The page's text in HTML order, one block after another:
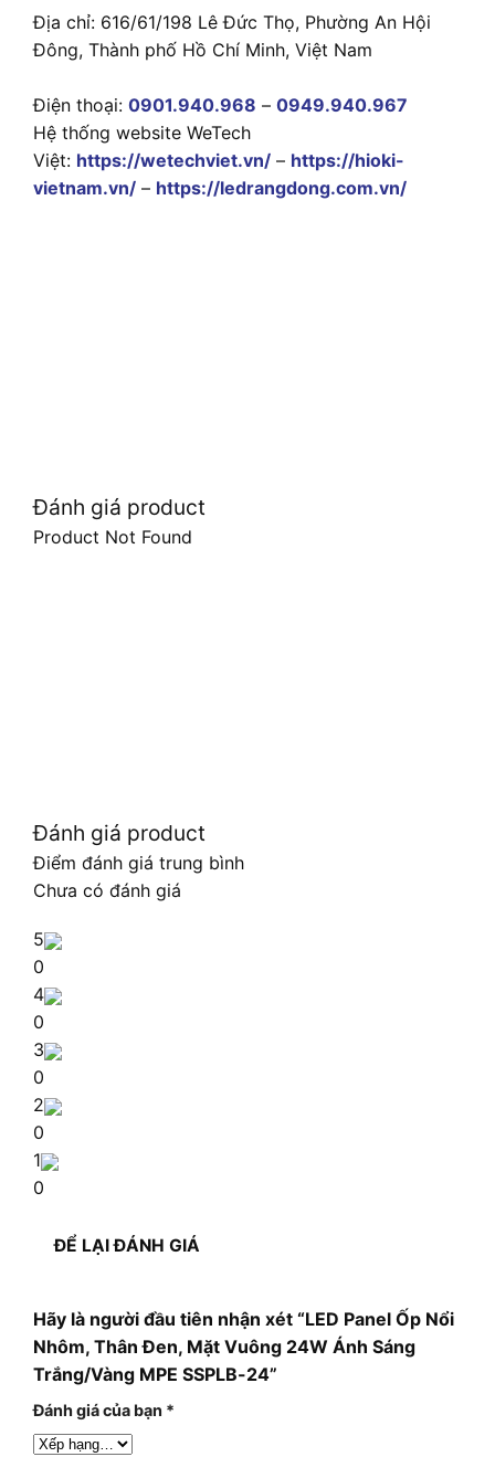
Địa chỉ: 616/61/198 Lê Đức Thọ, Phường An Hội
Đông, Thành phố Hồ Chí Minh, Việt Nam
Điện thoại: 0901.940.968 – 0949.940.967
Hệ thống website WeTech
Việt: https://wetechviet.vn/ – https://hioki-
vietnam.vn/ – https://ledrangdong.com.vn/
Đánh giá product
Product Not Found
Đánh giá product
Điểm đánh giá trung bình
Chưa có đánh giá
5
0
4
0
3
0
2
0
1
0
ĐỂ LẠI ĐÁNH GIÁ
Hãy là người đầu tiên nhận xét “LED Panel Ốp Nổi
Nhôm, Thân Đen, Mặt Vuông 24W Ánh Sáng
Trắng/Vàng MPE SSPLB-24”
Đánh giá của bạn *